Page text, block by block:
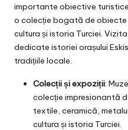
importante obiective
o colecție bogată de
cultura și istoria Turciei.
dedicate istoriei orașului
tradițiile locale.
Colecții și expoziții:
colecție impresionantă
textile, ceramică,
cultura și istoria Turciei.